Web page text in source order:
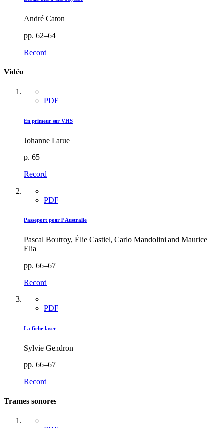
André Caron
pp. 62–64
Record
Vidéo
PDF
En primeur sur VHS
Johanne Larue
p. 65
Record
PDF
Passeport pour l’Australie
Pascal Boutroy, Élie Castiel, Carlo Mandolini and Maurice
Elia
pp. 66–67
Record
PDF
La fiche laser
Sylvie Gendron
pp. 66–67
Record
Trames sonores